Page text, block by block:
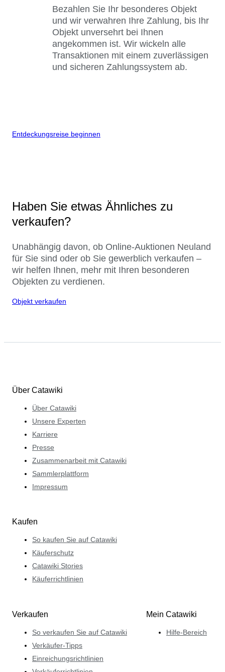
Bezahlen Sie Ihr besonderes Objekt
und wir verwahren Ihre Zahlung, bis Ihr
Objekt unversehrt bei Ihnen
angekommen ist. Wir wickeln alle
Transaktionen mit einem zuverlässigen
und sicheren Zahlungssystem ab.
Entdeckungsreise beginnen
Haben Sie etwas Ähnliches zu
verkaufen?
Unabhängig davon, ob Online-Auktionen Neuland
für Sie sind oder ob Sie gewerblich verkaufen –
wir helfen Ihnen, mehr mit Ihren besonderen
Objekten zu verdienen.
Objekt verkaufen
Über Catawiki
Über Catawiki
Unsere Experten
Karriere
Presse
Zusammenarbeit mit Catawiki
Sammlerplattform
Impressum
Kaufen
So kaufen Sie auf Catawiki
Käuferschutz
Catawiki Stories
Käuferrichtlinien
Verkaufen
So verkaufen Sie auf Catawiki
Verkäufer-Tipps
Einreichungsrichtlinien
Mein Catawiki
Hilfe-Bereich